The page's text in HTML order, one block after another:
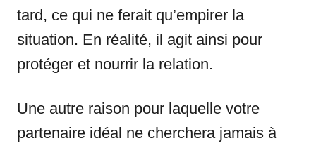
tard, ce qui ne ferait qu’empirer la
situation. En réalité, il agit ainsi pour
protéger et nourrir la relation.
Une autre raison pour laquelle votre
partenaire idéal ne cherchera jamais à